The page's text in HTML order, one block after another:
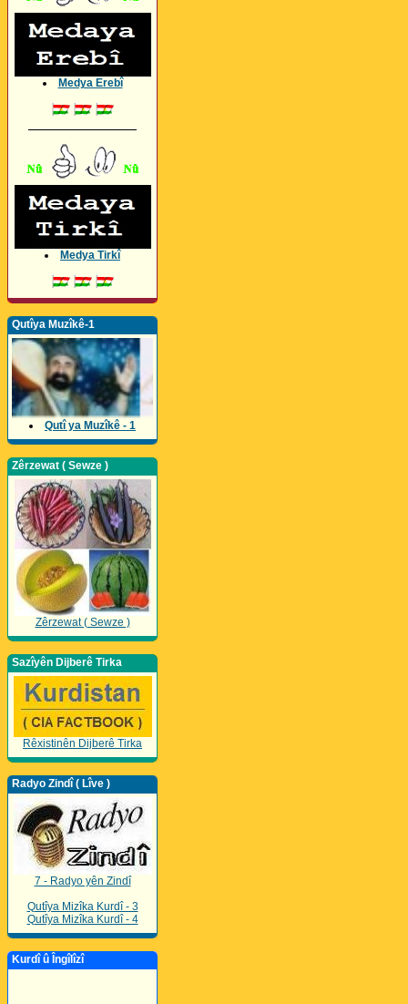
Medya Erebî
Medya Tirkî
Qutîya Muzîkê-1
Qutî ya Muzîkê - 1
Zêrzewat ( Sewze )
Zêrzewat ( Sewze )
Sazîyên Dijberê Tirka
Rêxistinên Dijberê Tirka
Radyo Zindî ( Lîve )
7 - Radyo yên Zindî
Qutîya Mizîka Kurdî - 3
Qutîya Mizîka Kurdî - 4
Kurdî û Îngîlîzî